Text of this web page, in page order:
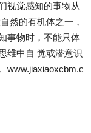
视觉感知的事物从
然的有机体之一，
事物时，不能只体
维中自 觉或潜意识
www.jiaxiaoxcbm.c